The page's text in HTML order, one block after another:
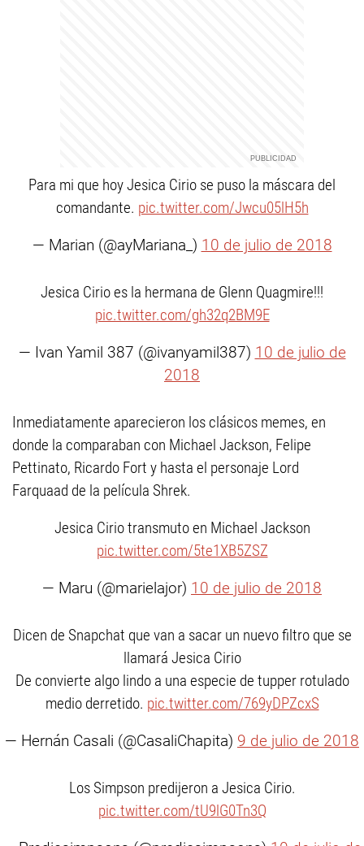
Para mi que hoy Jesica Cirio se puso la máscara del
comandante. pic.twitter.com/Jwcu05lH5h
— Marian (@ayMariana_) 10 de julio de 2018
Jesica Cirio es la hermana de Glenn Quagmire!!!
pic.twitter.com/gh32q2BM9E
— Ivan Yamil 387 (@ivanyamil387) 10 de julio de
2018
Inmediatamente aparecieron los clásicos memes, en
donde la comparaban con Michael Jackson, Felipe
Pettinato, Ricardo Fort y hasta el personaje Lord
Farquaad de la película Shrek.
Jesica Cirio transmuto en Michael Jackson
pic.twitter.com/5te1XB5ZSZ
— Maru (@marielajor) 10 de julio de 2018
Dicen de Snapchat que van a sacar un nuevo filtro que se
llamará Jesica Cirio
De convierte algo lindo a una especie de tupper rotulado
medio derretido. pic.twitter.com/769yDPZcxS
— Hernán Casali (@CasaliChapita) 9 de julio de 2018
Los Simpson predijeron a Jesica Cirio.
pic.twitter.com/tU9lG0Tn3Q